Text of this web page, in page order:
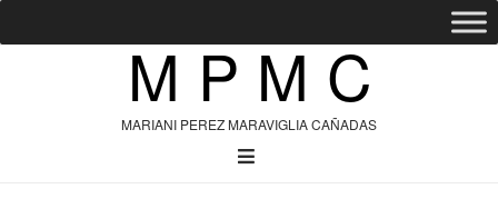
M P M C
MARIANI PEREZ MARAVIGLIA CAÑADAS